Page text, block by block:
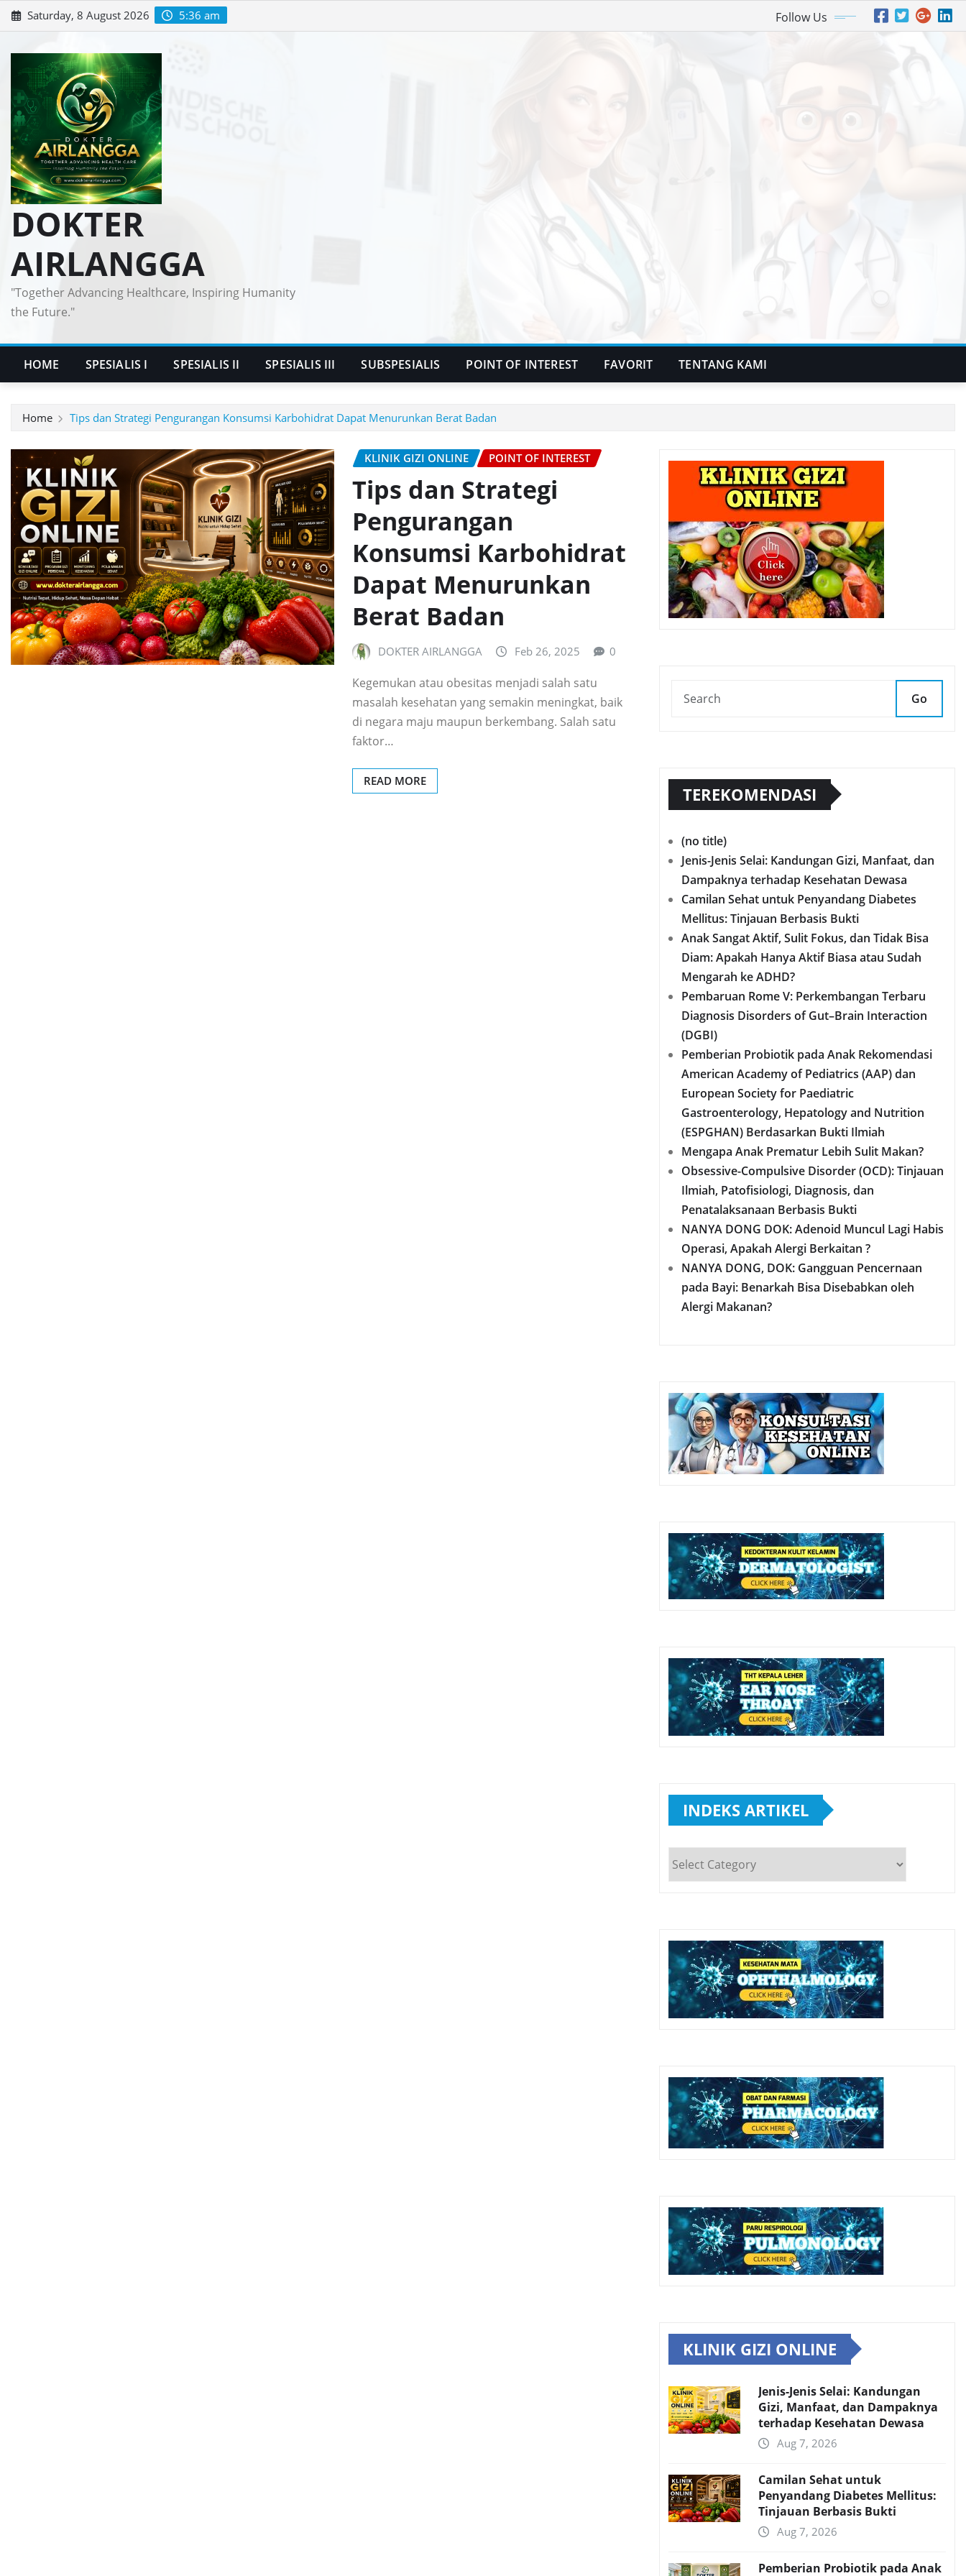
Skip
to
Saturday, 8 August 2026 5:36 am Follow Us
DOKTER
AIRLANGGA
"Together Advancing Healthcare, Inspiring Humanity
the Future."
HOME SPESIALIS I SPESIALIS II SPESIALIS III SUBSPESIALIS POINT OF INTEREST FAVORIT TENTANG KAMI
Home Tips dan Strategi Pengurangan Konsumsi Karbohidrat Dapat Menurunkan Berat Badan
KLINIK GIZI ONLINE POINT OF INTEREST
Tips dan Strategi
Pengurangan
Konsumsi Karbohidrat
Dapat Menurunkan
Berat Badan
DOKTER AIRLANGGA Feb 26, 2025 0
Kegemukan atau obesitas menjadi salah satu
masalah kesehatan yang semakin meningkat, baik
di negara maju maupun berkembang. Salah satu
faktor…
READ MORE
Go
TEREKOMENDASI
(no title)
Jenis-Jenis Selai: Kandungan Gizi, Manfaat, dan
Dampaknya terhadap Kesehatan Dewasa
Camilan Sehat untuk Penyandang Diabetes
Mellitus: Tinjauan Berbasis Bukti
Anak Sangat Aktif, Sulit Fokus, dan Tidak Bisa
Diam: Apakah Hanya Aktif Biasa atau Sudah
Mengarah ke ADHD?
Pembaruan Rome V: Perkembangan Terbaru
Diagnosis Disorders of Gut–Brain Interaction
(DGBI)
Pemberian Probiotik pada Anak Rekomendasi
American Academy of Pediatrics (AAP) dan
European Society for Paediatric
Gastroenterology, Hepatology and Nutrition
(ESPGHAN) Berdasarkan Bukti Ilmiah
Mengapa Anak Prematur Lebih Sulit Makan?
Obsessive-Compulsive Disorder (OCD): Tinjauan
Ilmiah, Patofisiologi, Diagnosis, dan
Penatalaksanaan Berbasis Bukti
NANYA DONG DOK: Adenoid Muncul Lagi Habis
Operasi, Apakah Alergi Berkaitan ?
NANYA DONG, DOK: Gangguan Pencernaan
pada Bayi: Benarkah Bisa Disebabkan oleh
Alergi Makanan?
INDEKS ARTIKEL
INDEKS
KLINIK GIZI ONLINE
Jenis-Jenis Selai: Kandungan
Gizi, Manfaat, dan Dampaknya
terhadap Kesehatan Dewasa
Aug 7, 2026
Camilan Sehat untuk
Penyandang Diabetes Mellitus:
Tinjauan Berbasis Bukti
Aug 7, 2026
Pemberian Probiotik pada Anak